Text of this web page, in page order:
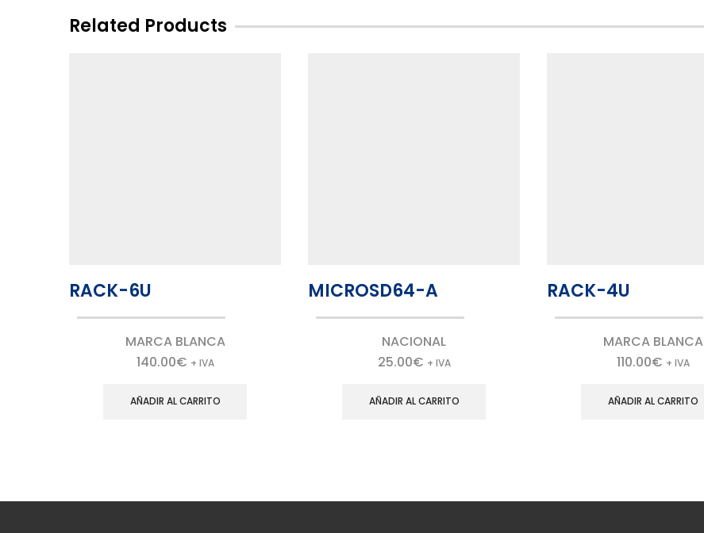
Related Products
RACK-6U
MARCA BLANCA
140.00€ + IVA
AÑADIR AL CARRITO
MICROSD64-A
NACIONAL
25.00€ + IVA
AÑADIR AL CARRITO
RACK-4U
MARCA BLANCA
110.00€ + IVA
AÑADIR AL CARRITO